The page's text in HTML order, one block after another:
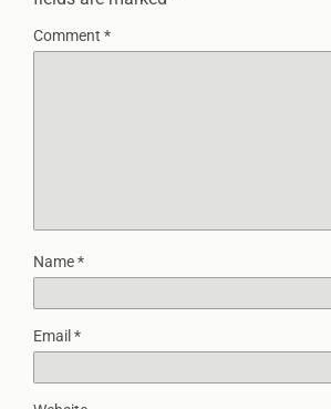
Comment *
Name*
Email *